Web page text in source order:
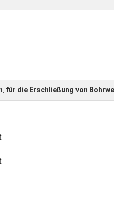
, für die Erschließung von